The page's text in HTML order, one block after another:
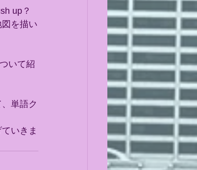
up？
を描い
いて紹
単語ク
いきま